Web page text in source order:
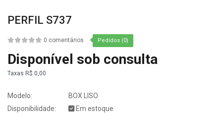
PERFIL S737
0 comentários Pedidos (0)
Disponível sob consulta
Taxas R$ 0,00
Modelo:
BOX LISO
Disponibilidade:
Em estoque